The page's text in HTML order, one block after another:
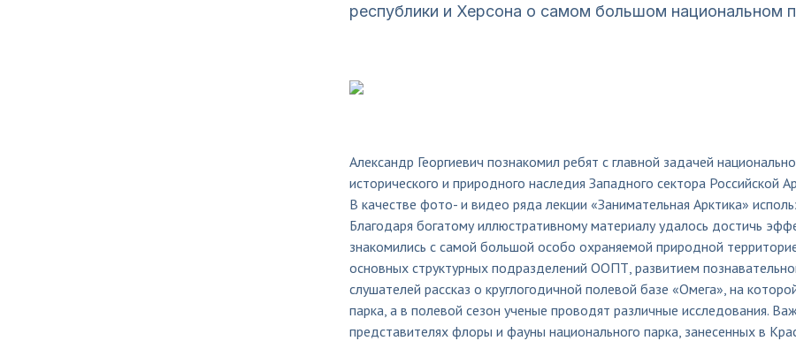
республики и Херсона о самом большом национальном
Александр Георгиевич познакомил ребят с главной задачей
исторического и природного наследия Западного сектора Российской
В качестве фото- и видео ряда лекции «Занимательная Арктика»
Благодаря богатому иллюстративному материалу удалось достичь
знакомились с самой большой особо охраняемой природной
основных структурных подразделений ООПТ, развитием
слушателей рассказ о круглогодичной полевой базе «Омега», на
парка, а в полевой сезон ученые проводят различные исследования.
представителях флоры и фауны национального парка, занесенных в